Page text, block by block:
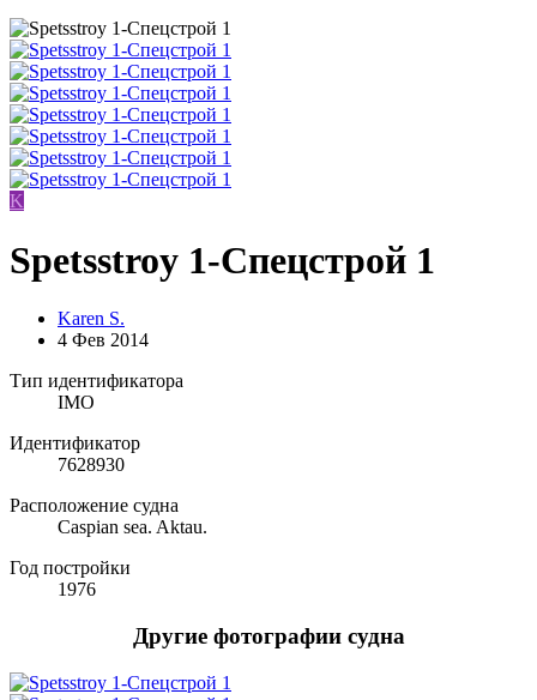
K
Spetsstroy 1-Спецстрой 1
Karen S.
4 Фев 2014
Тип идентификатора
IMO
Идентификатор
7628930
Расположение судна
Caspian sea. Aktau.
Год постройки
1976
Другие фотографии судна